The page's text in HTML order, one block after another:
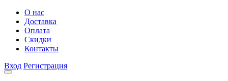
О нас
Доставка
Оплата
Скидки
Контакты
Вход Регистрация